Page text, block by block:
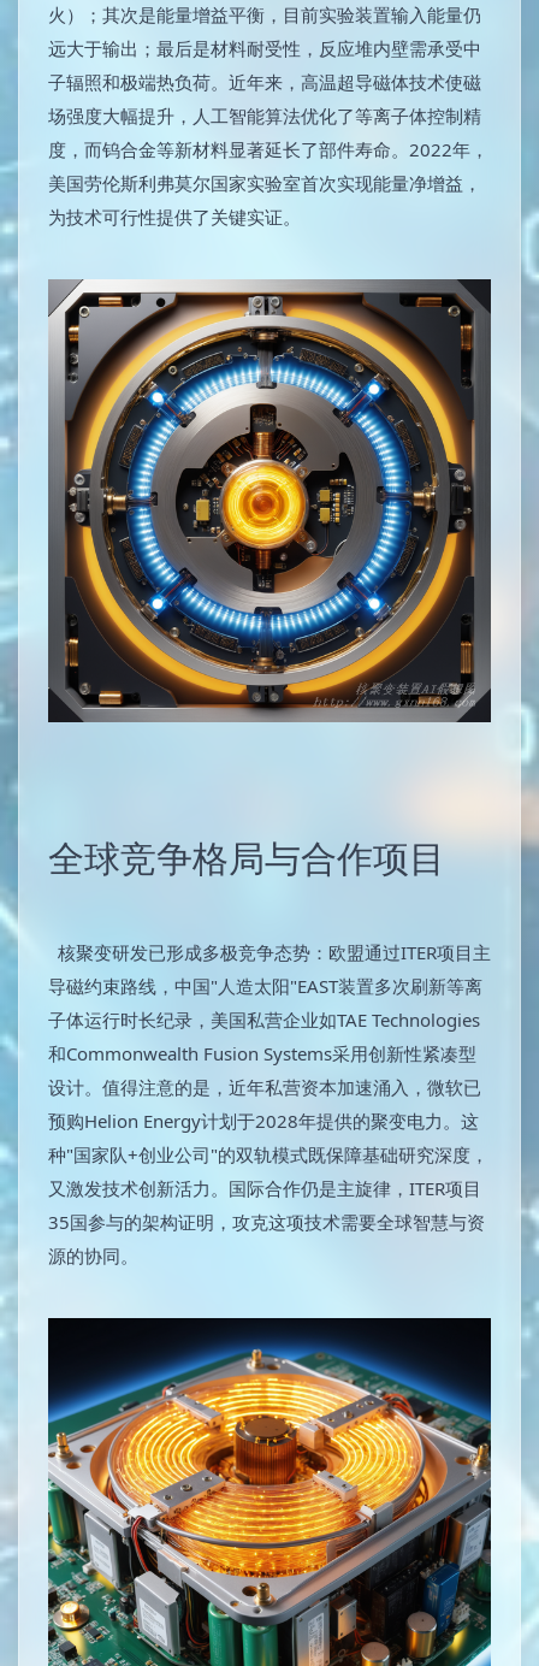
火）；其次是能量增益平衡，目前实验装置输入能量仍
远大于输出；最后是材料耐受性，反应堆内壁需承受中
子辐照和极端热负荷。近年来，高温超导磁体技术使磁
场强度大幅提升，人工智能算法优化了等离子体控制精
度，而钨合金等新材料显著延长了部件寿命。2022年，
美国劳伦斯利弗莫尔国家实验室首次实现能量净增益，
为技术可行性提供了关键实证。
全球竞争格局与合作项目
核聚变研发已形成多极竞争态势：欧盟通过ITER项目主
导磁约束路线，中国"人造太阳"EAST装置多次刷新等离
子体运行时长纪录，美国私营企业如TAE Technologies
和Commonwealth Fusion Systems采用创新性紧凑型
设计。值得注意的是，近年私营资本加速涌入，微软已
预购Helion Energy计划于2028年提供的聚变电力。这
种"国家队+创业公司"的双轨模式既保障基础研究深度，
又激发技术创新活力。国际合作仍是主旋律，ITER项目
35国参与的架构证明，攻克这项技术需要全球智慧与资
源的协同。